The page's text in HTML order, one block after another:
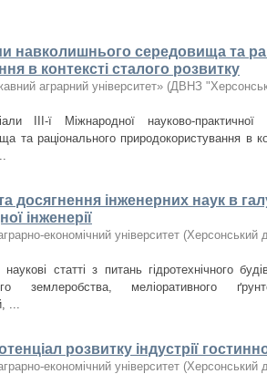
навколишнього середовища та
в контексті сталого розвитку
аграрний університет» (ДВНЗ
ІIІ-ї Міжнародної науково-практичної
та раціонального природокористування в
досягнення інженерних наук в
інженерії
економічний університет (Херсонський
статті з питань гідротехнічного
землеробства, меліоративного
...
розвитку індустрії
економічний університет (Херсонський